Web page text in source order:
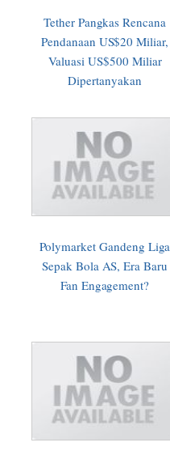
Tether Pangkas Rencana
Pendanaan US$20 Miliar,
Valuasi US$500 Miliar
Dipertanyakan
Polymarket Gandeng Liga
Sepak Bola AS, Era Baru
Fan Engagement?